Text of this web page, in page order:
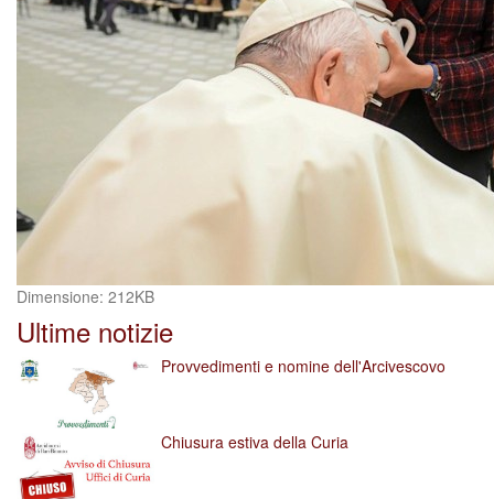
Clicca
per
vedere
l'immagine
alle
dimensioni
originali…
Dimensione: 212KB
Ultime notizie
Provvedimenti e nomine dell'Arcivescovo
Chiusura estiva della Curia